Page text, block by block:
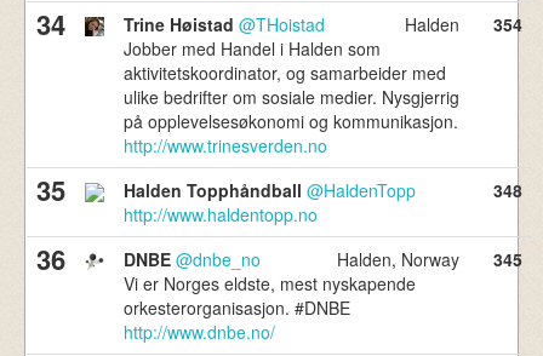
34 Trine Høistad @THoistad
Halden
Jobber med Handel i Halden som
aktivitetskoordinator, og samarbeider med
ulike bedrifter om sosiale medier. Nysgjerrig
på opplevelsesøkonomi og kommunikasjon.
http://www.trinesverden.no
354
35 Halden Topphåndball @HaldenTopp
http://www.haldentopp.no
348
36 DNBE @dnbe_no
Halden, Norway
Vi er Norges eldste, mest nyskapende
orkesterorganisasjon. #DNBE
http://www.dnbe.no/
345